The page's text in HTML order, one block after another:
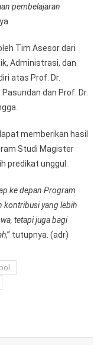
pembelajaran
Tim Asesor dari
Administrasi, dan
atas Prof. Dr.
dan Prof. Dr.
memberikan hasil
Studi Magister
predikat unggul.
ke depan Program
kontribusi yang lebih
tetapi juga bagi
,” tutupnya. (adr)